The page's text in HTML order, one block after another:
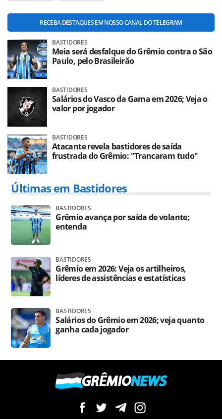
RECEBA DESTAQUES EM NOSSO CANAL DO TELEGRAM
BASTIDORES
Meia será desfalque do Grêmio contra o São
Paulo, pelo Brasileirão
BASTIDORES
Salários do Vasco da Gama em 2026; Veja o
valor por jogador
BASTIDORES
Atacante revela bastidores de saída
frustrada do Grêmio: "Trancaram tudo"
Últimas em Bastidores
BASTIDORES
Grêmio avança por saída de volante;
entenda
BASTIDORES
Grêmio em 2026: Veja os artilheiros,
líderes de assistências e estatísticas
BASTIDORES
Salários do Grêmio em 2026; veja quanto
ganha cada jogador